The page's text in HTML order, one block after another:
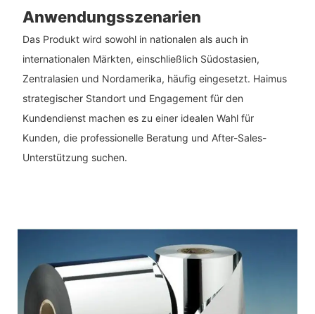
Anwendungsszenarien
Das Produkt wird sowohl in nationalen als auch in
internationalen Märkten, einschließlich Südostasien,
Zentralasien und Nordamerika, häufig eingesetzt. Haimus
strategischer Standort und Engagement für den
Kundendienst machen es zu einer idealen Wahl für
Kunden, die professionelle Beratung und After-Sales-
Unterstützung suchen.